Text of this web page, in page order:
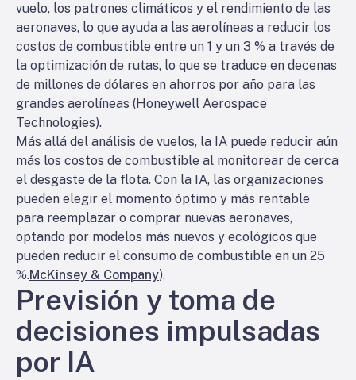
vuelo, los patrones climáticos y el rendimiento de las
aeronaves, lo que ayuda a las aerolíneas a reducir los
costos de combustible entre un 1 y un 3 % a través de
la optimización de rutas, lo que se traduce en decenas
de millones de dólares en ahorros por año para las
grandes aerolíneas (Honeywell Aerospace
Technologies).
Más allá del análisis de vuelos, la IA puede reducir aún
más los costos de combustible al monitorear de cerca
el desgaste de la flota. Con la IA, las organizaciones
pueden elegir el momento óptimo y más rentable
para reemplazar o comprar nuevas aeronaves,
optando por modelos más nuevos y ecológicos que
pueden reducir el consumo de combustible en un 25
%.McKinsey & Company).
Previsión y toma de
decisiones impulsadas
por IA